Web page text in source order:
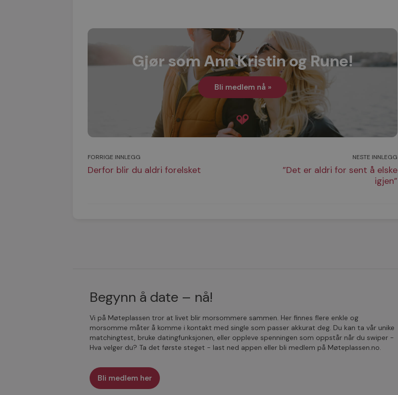
Gjør som Ann Kristin og Rune!
Bli medlem nå »
FORRIGE INNLEGG
Derfor blir du aldri forelsket
NESTE INNLEGG
”Det er aldri for sent å elske
igjen”
Begynn å date – nå!
Vi på Møteplassen tror at livet blir morsommere sammen. Her finnes flere enkle og
morsomme måter å komme i kontakt med single som passer akkurat deg. Du kan ta vår unike
matchingtest, bruke datingfunksjonen, eller oppleve spenningen som oppstår når du swiper -
Hva velger du? Ta det første steget - last ned appen eller bli medlem på Møteplassen.no.
Bli medlem her